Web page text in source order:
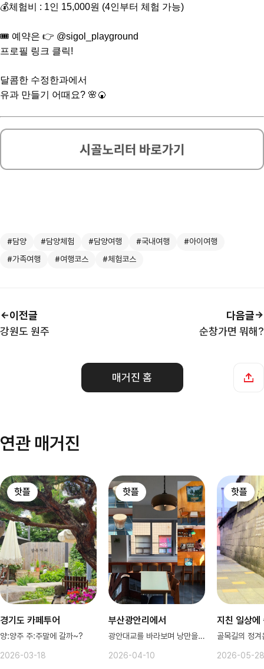
💰체험비 : 1인 15,000원 (4인부터 체험 가능)
🎟️ 예약은 👉 @sigol_playground
프로필 링크 클릭!
달콤한 수정한과에서
유과 만들기 어때요? 🌸🍘
#담양 #담양체험 #담양여행 #국내여행
#아이여행
#가족여행
#여행코스 #체험코스
이전글
강원도 원주
순창가면 뭐해?
다음글
매거진 홈
연관 매거진
핫플
경기도 카페투어
양:양주 주:주말에 갈까~?
2026-03-18
핫플
부산광안리에서
광안대교를 바라보며 낭만을 느껴보자~
2026-04-10
핫플
지친 일상에
2026-05-28